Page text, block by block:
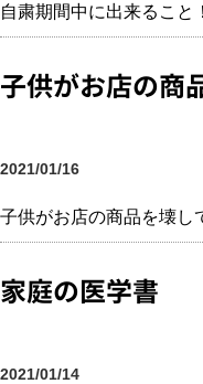
自粛期間中に出来ること！
子供がお店の商
2021/01/16
子供がお店の商品を壊
家庭の医学書
2021/01/14